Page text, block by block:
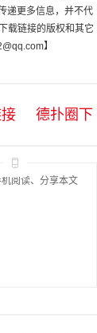
递更多信息，并不代
载链接的版权和其它
】
德扑圈下
阅读、分享本文